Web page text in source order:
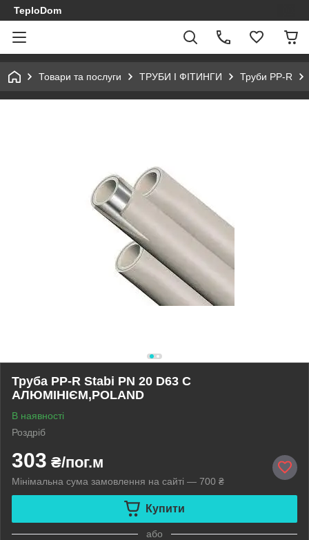
TeploDom
Товари та послуги ТРУБИ І ФІТИНГИ Труби PP-R
Труба PP-R Stabi PN 20 D63 C
АЛЮМІНІЄМ,POLAND
В наявності
Роздріб
303 ₴/пог.м
Мінімальна сума замовлення на сайті — 700 ₴
Купити
або